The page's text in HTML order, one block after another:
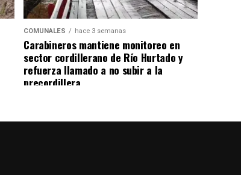
COMUNALES hace 3 semanas
Carabineros mantiene monitoreo en
sector cordillerano de Río Hurtado y
refuerza llamado a no subir a la
precordillera